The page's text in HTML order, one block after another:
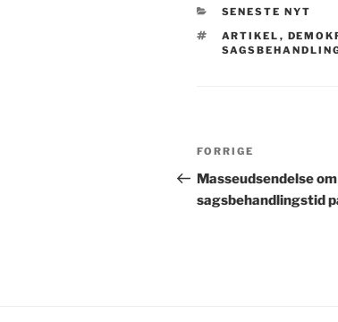
KATEGORIER
SENESTE NYT
TAGS
ARTIKEL ,
Forrige
indlæg
FORRIGE
Masseudsendelse
sagsbehandlingstid